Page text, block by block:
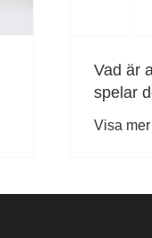
Vad är
spelar
Visa